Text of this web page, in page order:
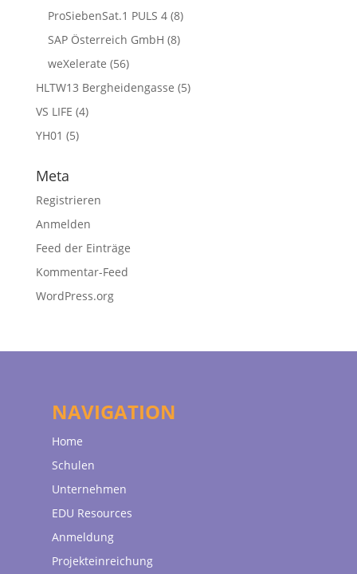
ProSiebenSat.1 PULS 4(8)
SAP Österreich GmbH (8)
weXelerate (56)
HLTW13 Bergheidengasse (5)
VS LIFE (4)
YH01 (5)
Meta
Registrieren
Anmelden
Feed der Einträge
Kommentar-Feed
WordPress.org
NAVIGATION
Home
Schulen
Unternehmen
EDU Resources
Anmeldung
Projekteinreichung